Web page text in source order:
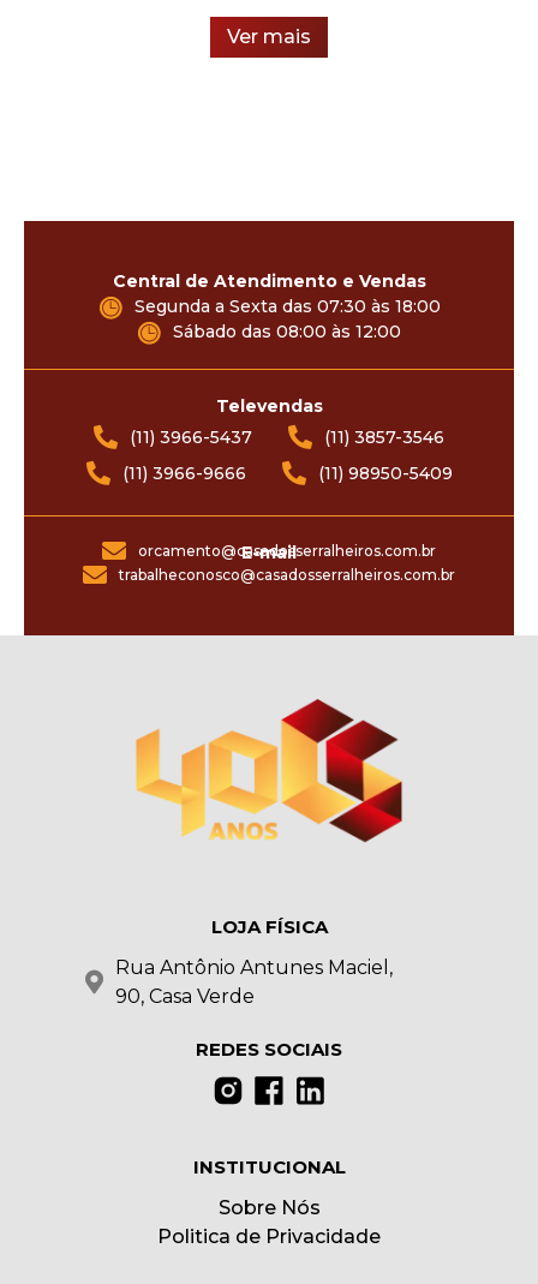
Ver mais
Central de Atendimento e Vendas
Segunda a Sexta das 07:30 às 18:00
Sábado das 08:00 às 12:00
Televendas
(11) 3966-5437
(11) 3857-3546
(11) 3966-9666
(11) 98950-5409
E-mail
orcamento@casadosserralheiros.com.br
trabalheconosco@casadosserralheiros.com.br
LOJA FÍSICA
Rua Antônio Antunes Maciel,
90, Casa Verde
REDES SOCIAIS
INSTITUCIONAL
Sobre Nós
Politica de Privacidade